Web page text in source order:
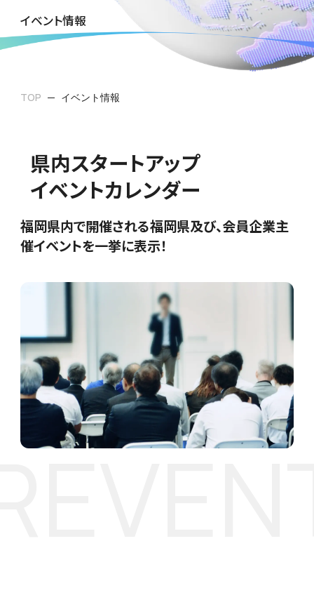
イベント情報
TOP イベント情報
県内スタートアップ
イベントカレンダー
福岡県内で開催される福岡県及び、会員企業主
催イベントを一挙に表示！